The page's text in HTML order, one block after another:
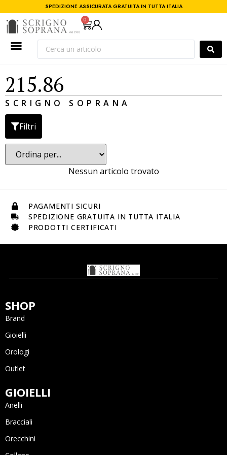
SPEDIZIONE ASSICURATA GRATUITA IN TUTTA ITALIA
0
215.86
SCRIGNO SOPRANA
Filtri
Nessun articolo trovato
PAGAMENTI SICURI
SPEDIZIONE GRATUITA IN TUTTA ITALIA
PRODOTTI CERTIFICATI
SHOP
Brand
Gioielli
Orologi
Outlet
GIOIELLI
Anelli
Bracciali
Orecchini